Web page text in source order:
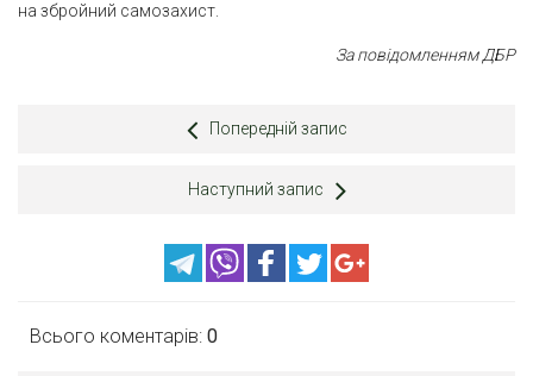
на збройний самозахист.
За повідомленням ДБР
Попередній запис
Наступний запис
Всього коментарів: 0